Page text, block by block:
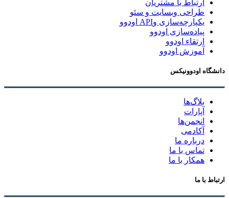
ارتباط با مشتریان
طراحی وبسایت و سئو
یکپارچه‌سازی وAPI اودوو
پیاده‌سازی اودوو
ارتقاء اودوو
آموزش اودوو
دانشگاه اودوونیکس
بلاگ‌ها
آپارات
انجمن‌ها
آکادمی
درباره ما
تماس با ما
همکار با ما
ارتباط با ما